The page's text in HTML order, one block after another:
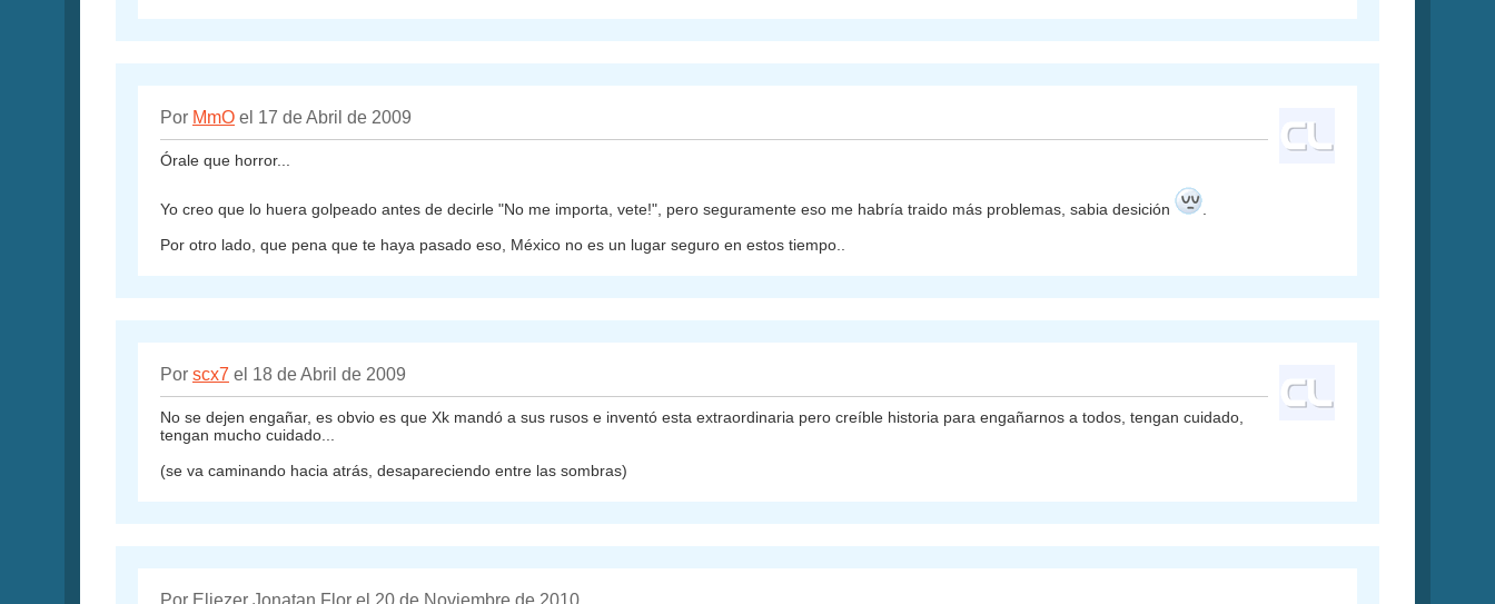
Por MmO el 17 de Abril de 2009
Órale que horror...
Yo creo que lo huera golpeado antes de decirle "No me importa, vete!", pero seguramente eso me habría traido más problemas, sabia desición
.
Por otro lado, que pena que te haya pasado eso, México no es un lugar seguro en estos tiempo..
Por scx7 el 18 de Abril de 2009
No se dejen engañar, es obvio es que Xk mandó a sus rusos e inventó esta extraordinaria pero creíble historia para engañarnos a todos, tengan cuidado,
tengan mucho cuidado...
(se va caminando hacia atrás, desapareciendo entre las sombras)